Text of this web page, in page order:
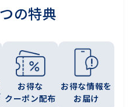
の特典
お得な
クーポン配布
お得な情報を
お届け